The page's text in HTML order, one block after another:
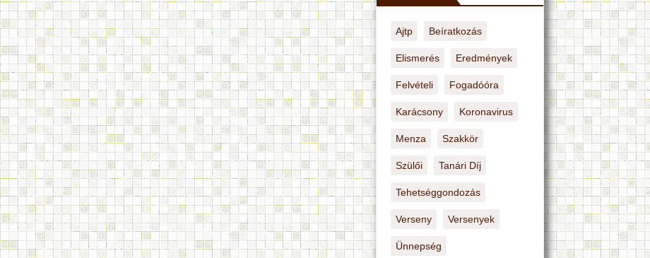
Ajtp Beíratkozás
Elismerés Eredmények
Felvételi Fogadóóra
Karácsony Koronavirus
Menza Szakkör
Szülői Tanári Díj
Tehetséggondozás
Verseny Versenyek
Ünnepség